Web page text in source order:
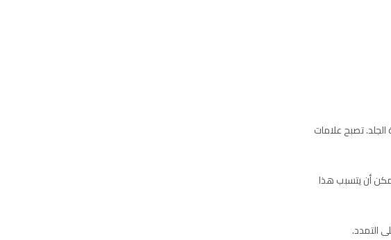
تصبح علامات
أن يتسبب هذا
التمدد.